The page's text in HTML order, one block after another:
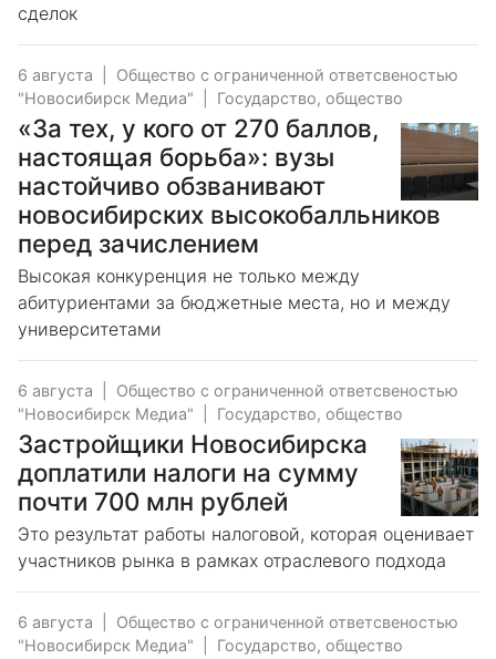
сделок
6 августа
Общество с ограниченной ответсвеностью
"Новосибирск Медиа"
Государство, общество
«За тех, у кого от 270 баллов,
настоящая борьба»: вузы
настойчиво обзванивают
новосибирских высокобалльников
перед зачислением
Высокая конкуренция не только между
абитуриентами за бюджетные места, но и между
университетами
6 августа
Общество с ограниченной ответсвеностью
"Новосибирск Медиа"
Государство, общество
Застройщики Новосибирска
доплатили налоги на сумму
почти 700 млн рублей
Это результат работы налоговой, которая оценивает
участников рынка в рамках отраслевого подхода
6 августа
Общество с ограниченной ответсвеностью
"Новосибирск Медиа"
Государство, общество